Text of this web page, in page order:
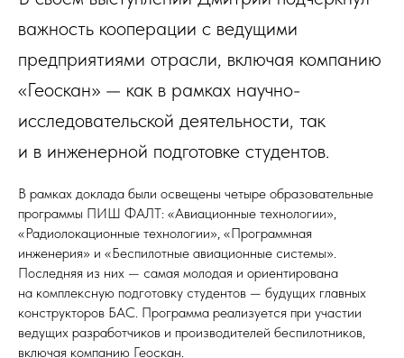
важность кооперации с ведущими
предприятиями отрасли, включая компанию
«Геоскан» — как в рамках научно-
исследовательской деятельности, так
и в инженерной подготовке студентов.
В рамках доклада были освещены четыре образовательные
программы ПИШ ФАЛТ: «Авиационные технологии»,
«Радиолокационные технологии», «Программная
инженерия» и «Беспилотные авиационные системы».
Последняя из них — самая молодая и ориентирована
на комплексную подготовку студентов — будущих главных
конструкторов БАС. Программа реализуется при участии
ведущих разработчиков и производителей беспилотников,
включая компанию Геоскан.